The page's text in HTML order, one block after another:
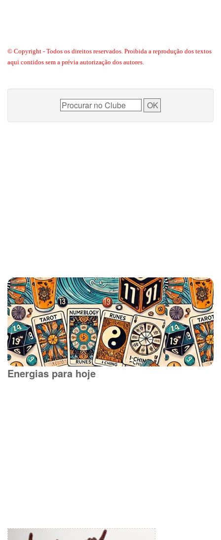
© Copyright - Todos os direitos reservados. Proibida a reprodução dos textos
aqui contidos sem a prévia autorização dos autores.
Energias para hoje